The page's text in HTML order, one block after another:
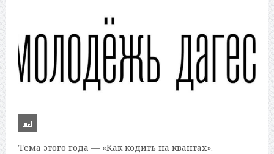
Тема этого года — «Как кодить на квантах».